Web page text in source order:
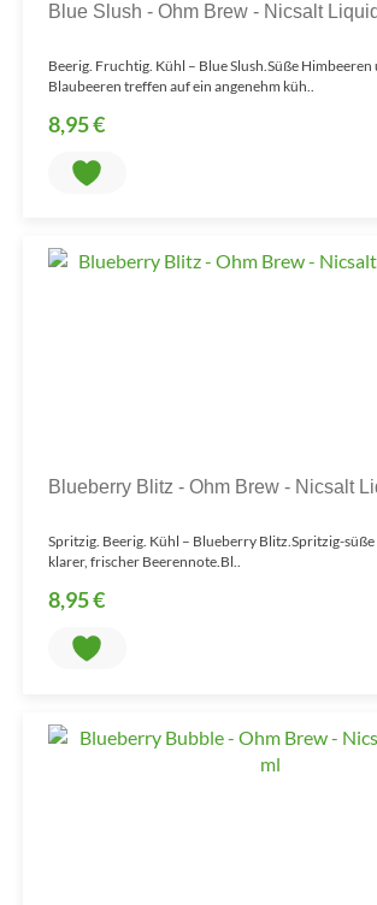
Blue Slush - Ohm Brew - Nicsalt
Beerig. Fruchtig. Kühl – Blue Slush.Süße
Blaubeeren treffen auf ein angenehm küh..
8,95 €
Blueberry Blitz - Ohm Brew - Nicsalt
Spritzig. Beerig. Kühl – Blueberry Blitz.Spritzig-
klarer, frischer Beerennote.Bl..
8,95 €